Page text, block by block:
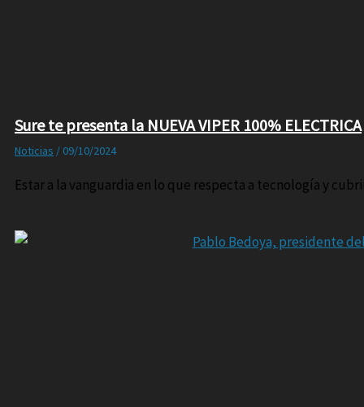
Sure te presenta la NUEVA VIPER 100% ELECTRICA
Noticias / 09/10/2024
Estar a la vanguardia en lo que respecta a tecnología y